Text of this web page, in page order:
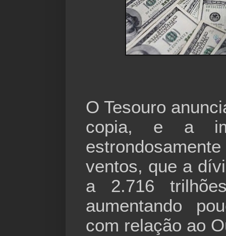
O Tesouro
copia, e a
ventos, que a
a 2.716
aumentando
com relação ao